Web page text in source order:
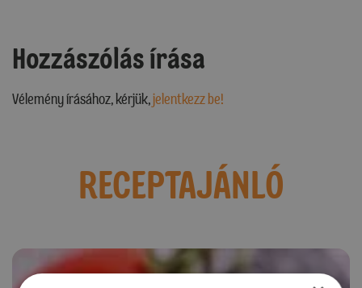
Hozzászólás írása
Vélemény írásához, kérjük,jelentkezz be!
RECEPTAJÁNLÓ